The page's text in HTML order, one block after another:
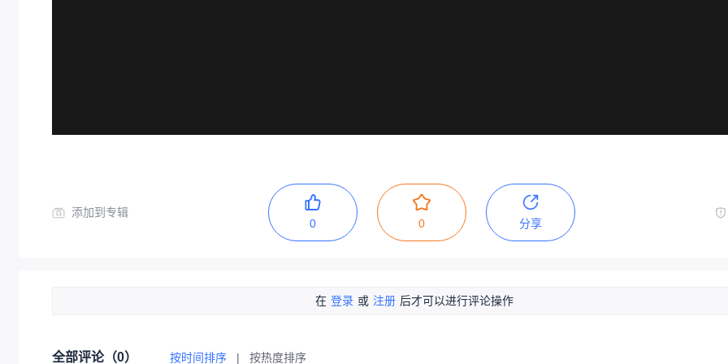
添加到专辑
0
0 分享
在 登录 或 注册 后才可以进行评论操作
全部评论（0） 按时间排序 | 按热度排序